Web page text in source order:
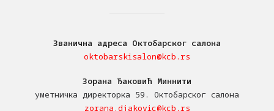
Званична адреса Октобарског салона
oktobarskisalon@kcb.rs
Зорана Ђаковић Миннити
уметничка директорка 59. Октобарског салона
zorana.djakovic@kcb.rs